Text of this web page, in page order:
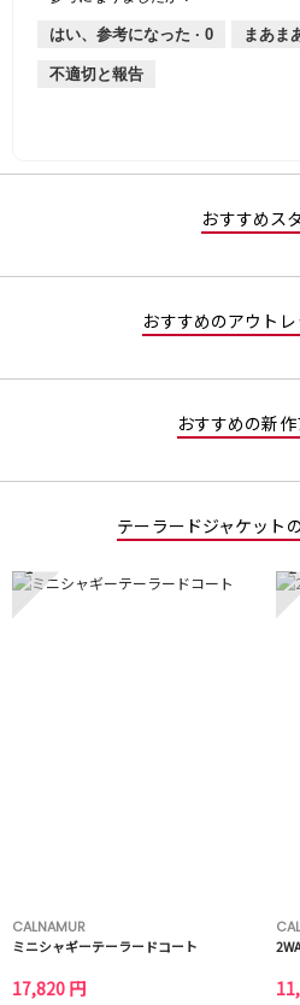
評
す。
均
／
5
す。
薄
は
さ,
星
2
5
す。
はい、参考になった · 0 まあま
不適切と報告
おすすめス
おすすめのアウト
おすすめの新
テーラードジャケット
1
CALNAMUR
ミニシャギーテーラードコート
17,820 円
2